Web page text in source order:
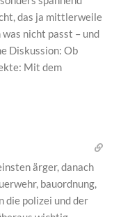
das ja mittlerweile
nicht passt – und
Diskussion: Ob
Mit dem
ärger, danach
bauordnung,
die polizei und der